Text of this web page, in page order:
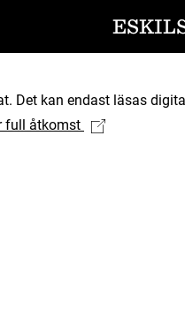
Det kan endast läsas
full åtkomst